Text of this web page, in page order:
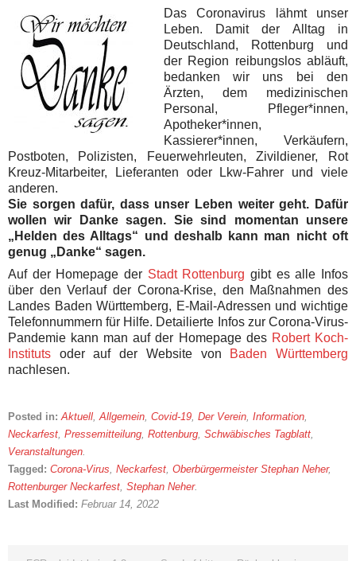
Das Coronavirus lähmt unser
Leben. Damit der Alltag in
Deutschland, Rottenburg und
der Region reibungslos abläuft,
bedanken wir uns bei den
Ärzten, dem medizinischen
Personal, Pfleger*innen,
Apotheker*innen,
Kassierer*innen, Verkäufern,
Postboten, Polizisten, Feuerwehrleuten, Zivildiener, Rot
Kreuz-Mitarbeiter, Lieferanten oder Lkw-Fahrer und viele
anderen.
Sie sorgen dafür, dass unser Leben weiter geht. Dafür
wollen wir Danke sagen. Sie sind momentan unsere
„Helden des Alltags“ und deshalb kann man nicht oft
genug „Danke“ sagen.
Auf der Homepage der Stadt Rottenburg gibt es alle Infos
über den Verlauf der Corona-Krise, den Maßnahmen des
Landes Baden Württemberg, E-Mail-Adressen und wichtige
Telefonnummern für Hilfe. Detailierte Infos zur Corona-Virus-
Pandemie kann man auf der Homepage des Robert Koch-
Instituts oder auf der Website von
Baden Württemberg
nachlesen.
Posted in:Aktuell,Allgemein, Covid-19, Der Verein, Information,
Neckarfest, Pressemitteilung, Rottenburg, Schwäbisches Tagblatt,
Veranstaltungen.
Tagged: Corona-Virus, Neckarfest, Oberbürgermeister Stephan Neher,
Rottenburger Neckarfest, Stephan Neher.
Last Modified: Februar 14, 2022